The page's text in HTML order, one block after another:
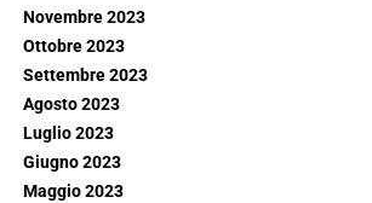
Novembre 2023
Ottobre 2023
Settembre 2023
Agosto 2023
Luglio 2023
Giugno 2023
Maggio 2023